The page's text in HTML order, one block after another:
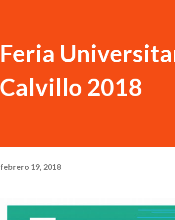
Feria
Calvillo 2018
febrero 19, 2018